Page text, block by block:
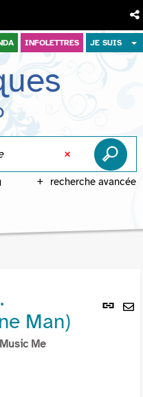
INFOLETTRES JE SUIS
recherche avancée
Lien
Man)
Me